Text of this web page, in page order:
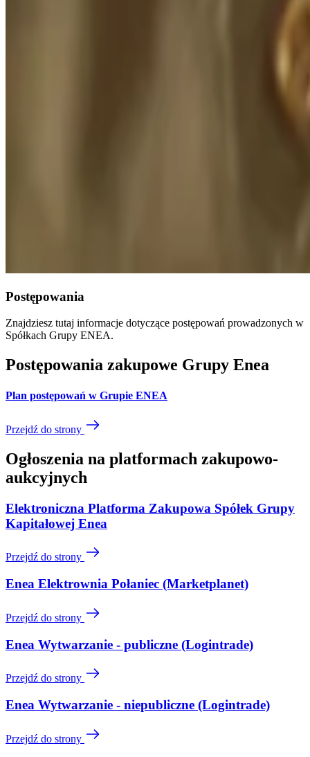
Postępowania
Znajdziesz tutaj informacje dotyczące postępowań prowadzonych w
Spółkach Grupy ENEA.
Postępowania zakupowe Grupy Enea
Plan postępowań w Grupie ENEA
Przejdź do strony
Ogłoszenia na platformach zakupowo-
aukcyjnych
Elektroniczna Platforma Zakupowa Spółek Grupy
Kapitałowej Enea
Przejdź do strony
Enea Elektrownia Połaniec (Marketplanet)
Przejdź do strony
Enea Wytwarzanie - publiczne (Logintrade)
Przejdź do strony
Enea Wytwarzanie - niepubliczne (Logintrade)
Przejdź do strony